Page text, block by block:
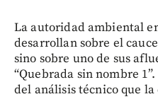
La autoridad ambiental
desarrollan sobre el
sino sobre uno de sus
“Quebrada sin nombre
del análisis técnico que